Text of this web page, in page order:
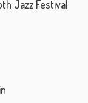
Jazz Festival